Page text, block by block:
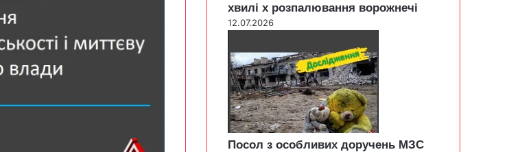
хвилі х розпалювання ворожнечі
12.07.2026
Посол з особливих доручень МЗС